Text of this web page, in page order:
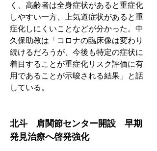
く、高齢者は全身症状があると重症化
しやすい一方、上気道症状があると重
症化しにくいことなどが分かった。中
久保助教は「コロナの臨床像は変わり
続けるだろうが、今後も特定の症状に
着目することが重症化リスク評価に有
用であることが示唆される結果」と話
している。
北斗　肩関節センター開設　早期
発見治療へ啓発強化